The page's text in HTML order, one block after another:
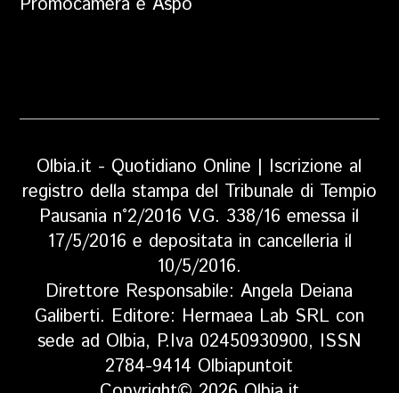
Olbia.it - Quotidiano Online | Iscrizione al
registro della stampa del Tribunale di Tempio
Pausania n°2/2016 V.G. 338/16 emessa il
17/5/2016 e depositata in cancelleria il
10/5/2016.
Direttore Responsabile: Angela Deiana
Galiberti. Editore: Hermaea Lab SRL con
sede ad Olbia, P.Iva 02450930900, ISSN
2784-9414 Olbiapuntoit